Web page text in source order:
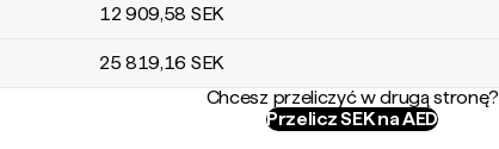
12 909,58 SEK
25 819,16 SEK
Chcesz przeliczyć w drugą stronę?
Przelicz SEK na AED